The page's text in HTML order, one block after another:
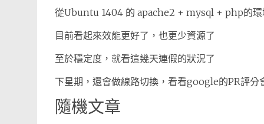
從Ubuntu 1404 的 apache2 + mysql + php的環
目前看起來效能更好了，也更少資源了
至於穩定度，就看這幾天連假的狀況了
下星期，還會做線路切換，看看google的PR評分
隨機文章